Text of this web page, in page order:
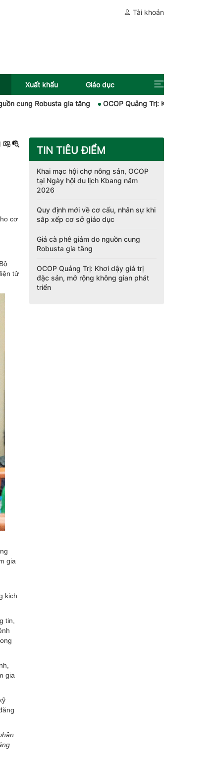
Tài khoản
Xuất khẩu Giáo dục
gia tăng OCOP Quảng Trị: Khơi dậy giá trị đặc sản,
cơ
tử
gia
kịch
tin,
gia
TIN TIÊU ĐIỂM
Khai mạc hội chợ nông sản, OCOP
tại Ngày hội du lịch Kbang năm
2026
Quy định mới về cơ cấu, nhân sự khi
sắp xếp cơ sở giáo dục
Giá cà phê giảm do nguồn cung
Robusta gia tăng
OCOP Quảng Trị: Khơi dậy giá trị
đặc sản, mở rộng không gian phát
triển